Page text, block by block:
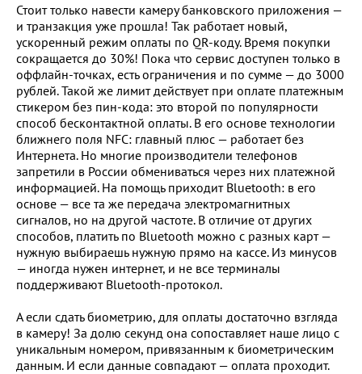
Стоит только навести камеру банковского приложения —
и транзакция уже прошла! Так работает новый,
ускоренный режим оплаты по QR-коду. Время покупки
сокращается до 30%! Пока что сервис доступен только в
оффлайн-точках, есть ограничения и по сумме — до 3000
рублей. Такой же лимит действует при оплате платежным
стикером без пин-кода: это второй по популярности
способ бесконтактной оплаты. В его основе технологии
ближнего поля NFC: главный плюс — работает без
Интернета. Но многие производители телефонов
запретили в России обмениваться через них платежной
информацией. На помощь приходит Bluetooth: в его
основе — все та же передача электромагнитных
сигналов, но на другой частоте. В отличие от других
способов, платить по Bluetooth можно с разных карт —
нужную выбираешь нужную прямо на кассе. Из минусов
— иногда нужен интернет, и не все терминалы
поддерживают Bluetooth-протокол.
А если сдать биометрию, для оплаты достаточно взгляда
в камеру! За долю секунд она сопоставляет наше лицо с
уникальным номером, привязанным к биометрическим
данным. И если данные совпадают — оплата проходит.